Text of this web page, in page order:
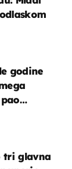
godine
tri glavna